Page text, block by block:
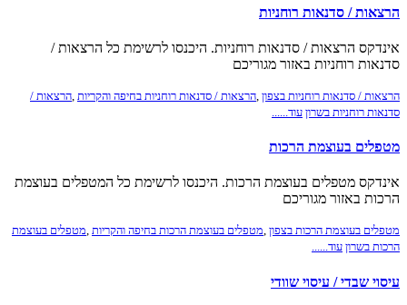
הרצאות / סדנאות רוחניות
אינדקס הרצאות / סדנאות רוחניות. היכנסו לרשימת כל הרצאות /
סדנאות רוחניות באזור מגוריכם
הרצאות / סדנאות רוחניות בצפון הרצאות / סדנאות רוחניות בחיפה והקריות הרצאות /
סדנאות רוחניות בשרון עוד......
מטפלים בעוצמת הרכות
אינדקס מטפלים בעוצמת הרכות. היכנסו לרשימת כל המטפלים בעוצמת
הרכות באזור מגוריכם
מטפלים בעוצמת הרכות בצפון ,מטפלים בעוצמת הרכות בחיפה והקריות ,מטפלים בעוצמת
הרכות בשרון עוד......
עיסוי שבדי / עיסוי שוודי